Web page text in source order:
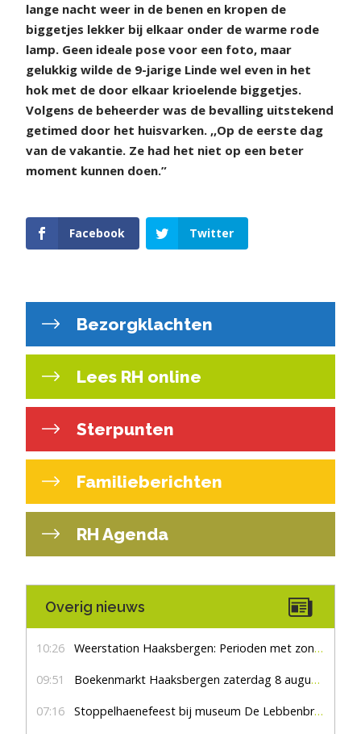
lange nacht weer in de benen en kropen de
biggetjes lekker bij elkaar onder de warme rode
lamp. Geen ideale pose voor een foto, maar
gelukkig wilde de 9-jarige Linde wel even in het
hok met de door elkaar krioelende biggetjes.
Volgens de beheerder was de bevalling uitstekend
getimed door het huisvarken. ,,Op de eerste dag
van de vakantie. Ze had het niet op een beter
moment kunnen doen.”
Facebook Twitter
Bezorgklachten
Lees RH online
Sterpunten
Familieberichten
RH Agenda
Overig nieuws
10:26 Weerstation Haaksbergen: Perioden met zon en droog
09:51 Boekenmarkt Haaksbergen zaterdag 8 augustus, marktplein Haaksbergen
07:16 Stoppelhaenefeest bij museum De Lebbenbrugge